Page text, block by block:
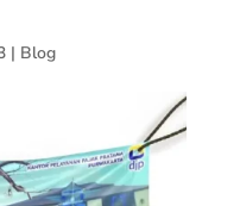
| Blog